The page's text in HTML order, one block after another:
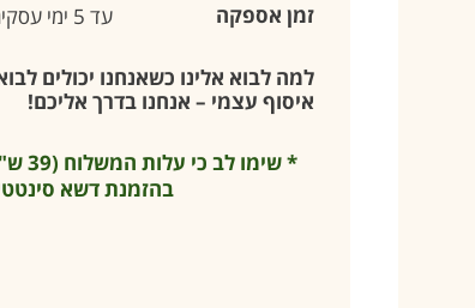
זמן אספקה עד 5 ימי עסקים
למה לבוא אלינו כשאנחנו יכולים
איסוף עצמי – אנחנו בדרך אליכם!
*
בהזמנת דשא